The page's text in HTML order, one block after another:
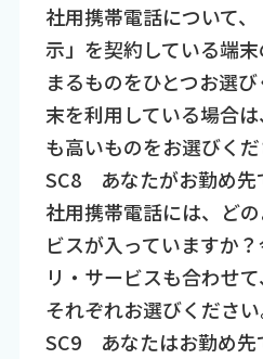
社用携帯電話について
示」を契約している端
まるものをひとつお選
末を利用している場合
も高いものをお選びくだ
SC8 あなたがお勤め先
社用携帯電話には、ど
ビスが入っていますか
リ・サービスも合わせ
それぞれお選びください
SC9 あなたはお勤め先